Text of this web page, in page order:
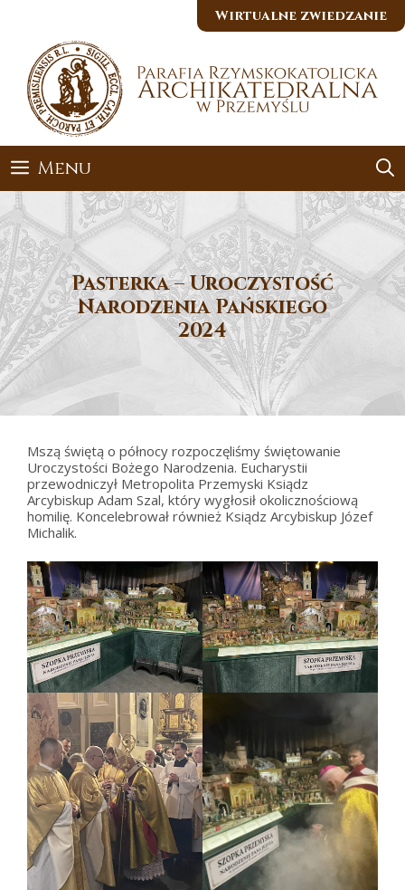
Wirtualne zwiedzanie
Menu
Pasterka – Uroczystość
Narodzenia Pańskiego
2024
Mszą świętą o północy rozpoczęliśmy świętowanie
Uroczystości Bożego Narodzenia. Eucharystii
przewodniczył Metropolita Przemyski Ksiądz
Arcybiskup Adam Szal, który wygłosił okolicznościową
homilię. Koncelebrował również Ksiądz Arcybiskup Józef
Michalik.